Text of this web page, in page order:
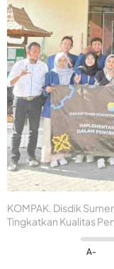
KOMPAK. Disdik
Tingkatkan Kualitas
A-